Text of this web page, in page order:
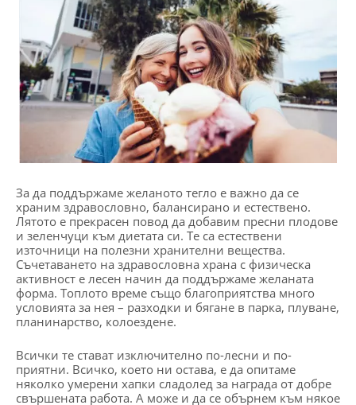
За да поддържаме желаното тегло е важно да се
храним здравословно, балансирано и естествено.
Лятото е прекрасен повод да добавим пресни плодове
и зеленчуци към диетата си. Те са естествени
източници на полезни хранителни вещества.
Съчетаването на здравословна храна с физическа
активност е лесен начин да поддържаме желаната
форма. Топлото време също благоприятства много
условията за нея – разходки и бягане в парка, плуване,
планинарство, колоездене.
Всички те стават изключително по-лесни и по-
приятни. Всичко, което ни остава, е да опитаме
няколко умерени хапки сладолед за награда от добре
свършената работа. А може и да се обърнем към някое